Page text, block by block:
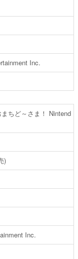
Inc.
ちど～さま！ Nintend
)
Inc.